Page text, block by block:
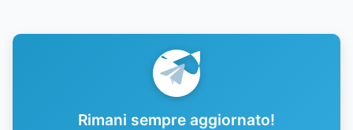
Rimani sempre aggiornato!